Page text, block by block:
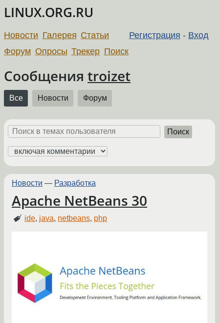
LINUX.ORG.RU
Регистрация - Вход
Новости Галерея Статьи
Форум Опросы Трекер Поиск
Сообщения troizet
Все Новости Форум
Поиск
Новости — Разработка
Apache NetBeans 30
ide, java, netbeans, php